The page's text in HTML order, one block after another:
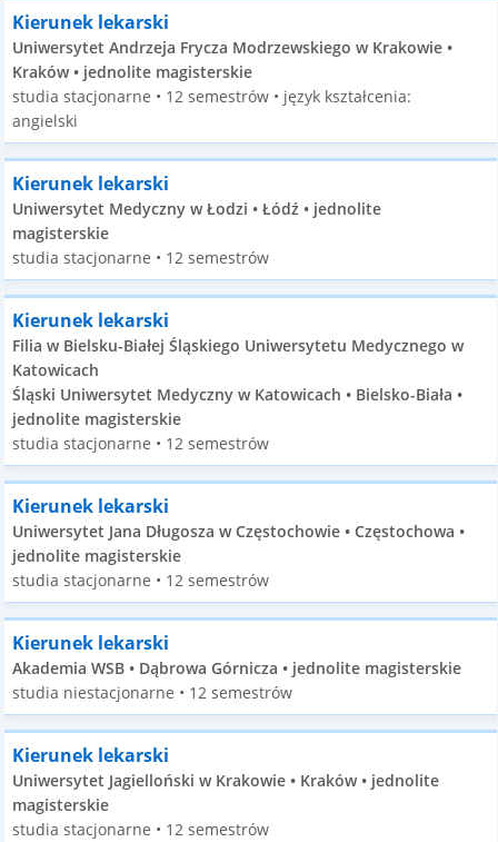
Kierunek lekarski
Uniwersytet Andrzeja Frycza Modrzewskiego w Krakowie •
Kraków • jednolite magisterskie
studia stacjonarne • 12 semestrów • język kształcenia:
angielski
Kierunek lekarski
Uniwersytet Medyczny w Łodzi • Łódź • jednolite
magisterskie
studia stacjonarne • 12 semestrów
Kierunek lekarski
Filia w Bielsku-Białej Śląskiego Uniwersytetu Medycznego w
Katowicach
Śląski Uniwersytet Medyczny w Katowicach • Bielsko-Biała •
jednolite magisterskie
studia stacjonarne • 12 semestrów
Kierunek lekarski
Uniwersytet Jana Długosza w Częstochowie • Częstochowa •
jednolite magisterskie
studia stacjonarne • 12 semestrów
Kierunek lekarski
Akademia WSB • Dąbrowa Górnicza • jednolite magisterskie
studia niestacjonarne • 12 semestrów
Kierunek lekarski
Uniwersytet Jagielloński w Krakowie • Kraków • jednolite
magisterskie
studia stacjonarne • 12 semestrów